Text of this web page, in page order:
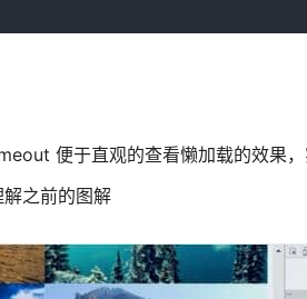
便于直观的查看懒加载的效果
之前的图解